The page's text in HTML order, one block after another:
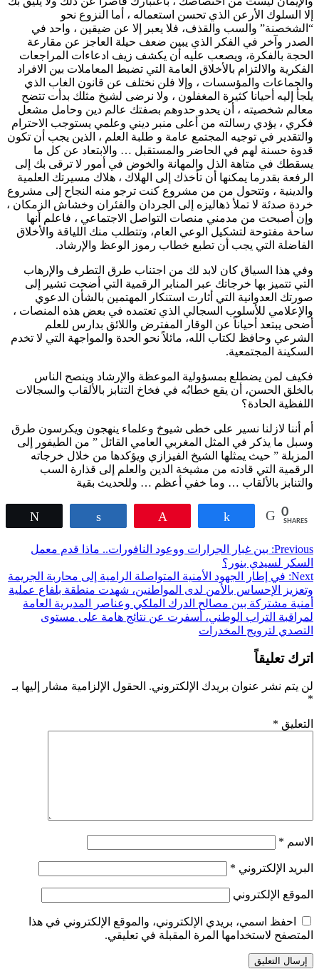
إلا السلوك الأرعن الذي تحسن استعماله ، أما النزوع نحو
“الشخصنة” والسب والقذف، فلا يعبر إلا عن ضيقين ، واحد في
الصدر وآخر في الفكر الذي يبين ضعف حيلة العاجز عن مقارعة
الحجة بالفكرة، ويصعب عليه أن يكشف زيف ادعاءات المراجعات
الفكرية والالتزام بالأخلاق العامة التي تضبط المعاملات بين الافراد
والجماعات والمؤسسات ، وإلا فلن نختلف عن قانون الغاب الذي
يلجأ إليه أحيانا كثيرة المغفلون ، ولا نرضى لشيخ مثلك بدأت تتضح
معالم شخصيته ، أن يحدو حدوهم بصفتك عالم دين وحامل مشعل
فكري ، يؤدي رسالته من أعلى منبر ديني وعلمي يستوجب الاحترام
والتقدير في توجيه المجتمع عامة و طلبة العلم ، الذين يجب أن تكون
قدوة حسنة لهم في الحاضر والمستقبل … والابتعاد عن كل ما
يسقطك في متاهة الذل والمهانة والخوض في أمور لا ترقى بك إلى
الرفعة بقدرما يمكنها أن تأخذك إلى الهلاك ، هلاك مسيرتك العلمية
والدينية ، وتتحول من من مشروع كنت ترجو منه النجاح إلى مشروع
خردة صدئة لا تملأ ذهاليزه إلى الجردان والفئران وخشاش الزمكان ،
وإن أصبحت من مدمني منصات التواصل الاجتماعي ، فاعلم أنها
ساحة مفتوحة لتشكيل الوعي العام، وتتطلب منك اللياقة والأخلاق
الفاضلة التي يجب أن تطبع خطاب رموز الوعظ والإرشاد.
وفي هذا السياق كان لابد لك من اجتناب طرق التطرف والإرهاب
التي تتميز بها خرجاتك عبر المنابر الرقمية التي أضحت تشير إلى
صورتك العدوانية التي أثارت استنكار المهتمين بالشأن الدعوي
والإعلامي للأسلوب السجالي الذي تعتمده في بعض هذه المنصات ،
أضحى يبتعد أحياناً عن الوقار المفترض واللائق بدارس للعلم
الشرعي وحافظ لكتاب الله، مائلاً نحو الحدة والمواجهة التي لا تخدم
السكينة المجتمعية.
فكيف لمن يضطلع بمسؤولية الموعظة والإرشاد وينصح الناس
بالخلق الحسن، أن يقع خطابُه في فخاخ التنابز بالألقاب والسجالات
اللفظية الحادة؟
أم أننا لازلنا نسير على خطى شيوخ وعلماء ينهجون ويكرسون طرق
وسبل ما يذكر في المثل المغربي العامي القائل ” من الطيفور إلى
المزبلة ” حيث يمثلها الشيخ الفيزازي ويؤكدها من خلال خرجاته
الرقمية التي قادته من مشيخة الدين والعلم إلى قذارة السب
والتنابز بالألقاب … وما خفي أعظم … وللحديث بقية
Share 0
SHARES
تصفّح
المقالات
Previous: بين غبار الجرارات ووعود النافورات.. ماذا قدم معمل
السكر لسيدي بنور؟
Next: في إطار الجهود الأمنية المتواصلة الرامية إلى محاربة الجريمة
وتعزيز الإحساس بالأمن لدى المواطنين، شهدت منطقة بلفاع عملية
أمنية مشتركة بين مصالح الدرك الملكي وعناصر المديرية العامة
لمراقبة التراب الوطني، أسفرت عن نتائج هامة على مستوى
التصدي لترويج المخدرات
اترك تعليقاً
لن يتم نشر عنوان بريدك الإلكتروني. الحقول الإلزامية مشار إليها بـ
*
التعليق *
الاسم *
البريد الإلكتروني *
الموقع الإلكتروني
احفظ اسمي، بريدي الإلكتروني، والموقع الإلكتروني في هذا
المتصفح لاستخدامها المرة المقبلة في تعليقي.